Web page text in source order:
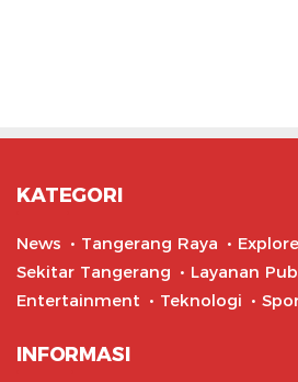
KATEGORI
News Tangerang Raya
Sekitar Tangerang
Layanan
Entertainment
Teknologi
INFORMASI